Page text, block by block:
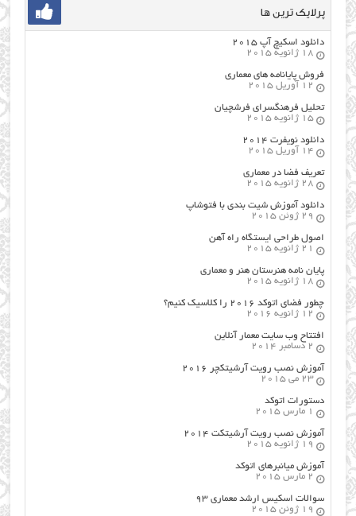
پرلایک ترین ها
دانلود اسکیچ آپ ۲۰۱۵
18 ژانویه 2015
فروش پایانامه های معماری
12 آوریل 2015
تحلیل فرهنگسرای فرشچیان
15 ژانویه 2015
دانلود نویفرت ۲۰۱۴
14 آوریل 2015
تعریف فضا در معماری
28 ژانویه 2015
دانلود آموزش شیت بندی با فتوشاپ
29 ژوئن 2015
اصول طراحي ایستگاه راه آهن
21 ژانویه 2015
پایان نامه هنرستان هنر و معماري
18 ژانویه 2015
چطور فضای اتوکد ۲۰۱۶ را کلاسیک کنیم؟
12 ژانویه 2016
افتتاح وب سایت معمار آنلاین
2 دسامبر 2014
آموزش نصب رویت آرشیتکچر ۲۰۱۶
23 می 2015
دستورات اتوکد
1 مارس 2015
آموزش نصب رویت آرشیتکت ۲۰۱۴
19 ژانویه 2015
آموزش میانبرهای اتوکد
2 مارس 2015
سوالات اسکیس ارشد معماری ۹۳
19 ژوئن 2015